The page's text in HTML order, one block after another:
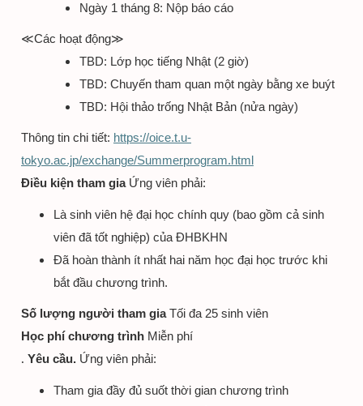
Ngày 1 tháng 8: Nộp báo cáo
≪Các hoạt động≫
TBD: Lớp học tiếng Nhật (2 giờ)
TBD: Chuyến tham quan một ngày bằng xe buýt
TBD: Hội thảo trống Nhật Bản (nửa ngày)
Thông tin chi tiết: https://oice.t.u-
tokyo.ac.jp/exchange/Summerprogram.html
Điều kiện tham giaỨng viên phải:
Là sinh viên hệ đại học chính quy (bao gồm cả sinh
viên đã tốt nghiệp) của ĐHBKHN
Đã hoàn thành ít nhất hai năm học đại học trước khi
bắt đầu chương trình.
Số lượng người tham giaTối đa 25 sinh viên
Học phí chương trình Miễn phí
Yêu cầu. Ứng viên phải:
Tham gia đầy đủ suốt thời gian chương trình